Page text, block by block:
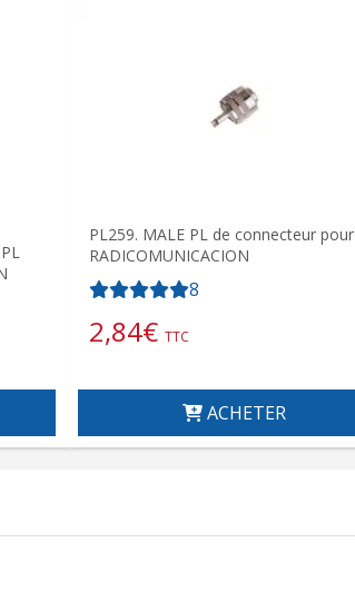
PL259. MALE PL de connecteur pour
RADICOMUNICACION
8
2,84€ TTC
ACHETER